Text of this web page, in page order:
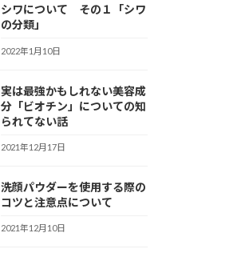
シワについて その１「シワ
の分類」
2022年1月10日
実は最強かもしれない美容成
分「ビオチン」についての知
られてない話
2021年12月17日
洗顔パウダーを使用する際の
コツと注意点について
2021年12月10日